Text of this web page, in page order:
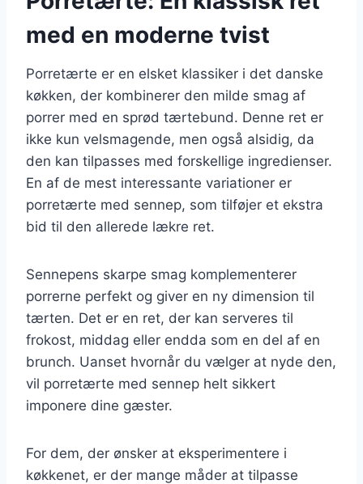
med en moderne tvist
Porretærte er en elsket klassiker i det danske
køkken, der kombinerer den milde smag af
porrer med en sprød tærtebund. Denne ret er
ikke kun velsmagende, men også alsidig, da
den kan tilpasses med forskellige ingredienser.
En af de mest interessante variationer er
porretærte med sennep, som tilføjer et ekstra
bid til den allerede lækre ret.
Sennepens skarpe smag komplementerer
porrerne perfekt og giver en ny dimension til
tærten. Det er en ret, der kan serveres til
frokost, middag eller endda som en del af en
brunch. Uanset hvornår du vælger at nyde den,
vil porretærte med sennep helt sikkert
imponere dine gæster.
For dem, der ønsker at eksperimentere i
køkkenet, er der mange måder at tilpasse